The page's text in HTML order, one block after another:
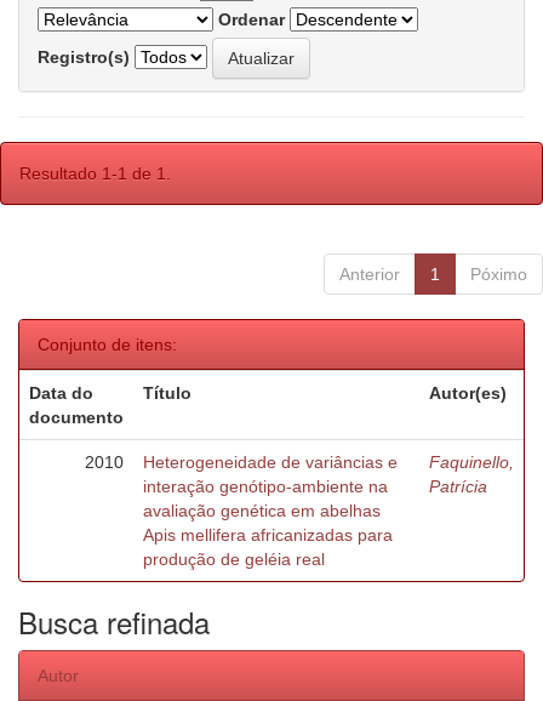
Ordenar
Registro(s)
Resultado 1-1 de 1.
Anterior 1 Póximo
Conjunto de itens:
Data do
documento
Título Autor(es)
2010
Heterogeneidade de variâncias e
interação genótipo-ambiente na
avaliação genética em abelhas
Apis mellifera africanizadas para
produção de geléia real
Faquinello,
Patrícia
Busca refinada
Autor